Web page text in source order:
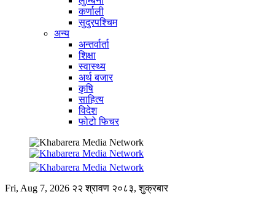
कर्णाली
सुदुरपश्चिम
अन्य
अन्तर्वार्ता
शिक्षा
स्वास्थ्य
अर्थ बजार
कृषि
साहित्य
विदेश
फोटो फिचर
Fri, Aug 7, 2026 २२ श्रावण २०८३, शुक्रबार